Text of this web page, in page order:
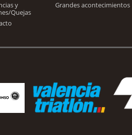
y
Quejas
Grandes acontecimientos